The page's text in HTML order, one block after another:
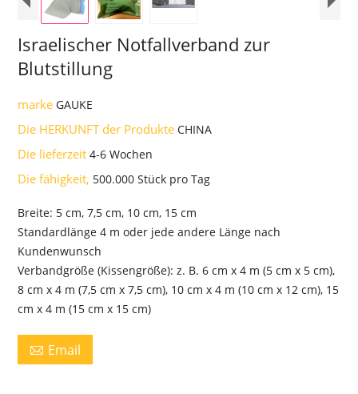
Israelischer Notfallverband zur
Blutstillung
markeGAUKE
Die HERKUNFT der ProdukteCHINA
Die lieferzeit4-6 Wochen
Die fähigkeit, 500.000 Stück pro Tag
Breite: 5 cm, 7,5 cm, 10 cm, 15 cm
Standardlänge 4 m oder jede andere Länge nach
Kundenwunsch
Verbandgröße (Kissengröße): z. B. 6 cm x 4 m (5 cm x 5 cm),
8 cm x 4 m (7,5 cm x 7,5 cm), 10 cm x 4 m (10 cm x 12 cm), 15
cm x 4 m (15 cm x 15 cm)
 Email